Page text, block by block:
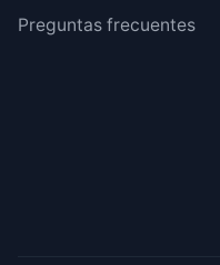
Preguntas frecuentes